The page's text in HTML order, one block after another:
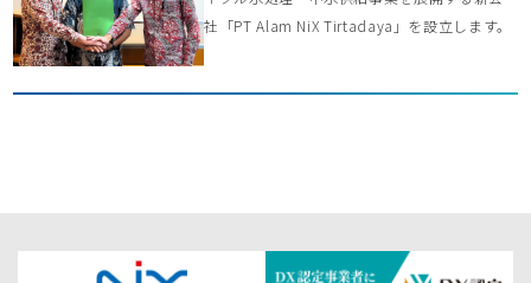
社「PT Alam NiX Tirtadaya」を設立します。